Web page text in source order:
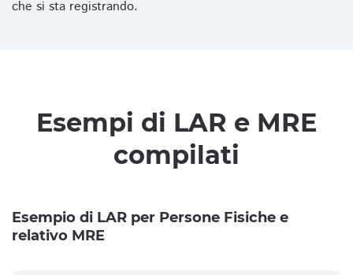
che si sta registrando.
Esempi di LAR e MRE
compilati
Esempio di LAR per Persone Fisiche e
relativo MRE